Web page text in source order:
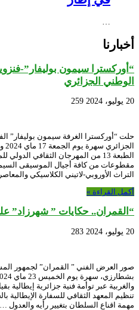
…
أخبارنا
“أوركسترا سيمون بوليفار”-
الوطني الجزائري
20 يوليو، 2024 259
حلت “أوركسترا الغرفة سيمون بوليفار”
الطبعة 13 من المهرجان الثقافي
مقطوعات من كافة أجيال الموسيقى
التراث الأوروبي-لاتيني الكلاسيكي
أكمل القراءة »
“القمران.. حكايات ” شهرزاد”
20 يوليو، 2024 283
صور العرض الفني ” القمران” لجمهور
والغربية عبر توأمة فنية جزائرية إيطالية
تنظيم المعهد الثقافي للسفارة الإيطالية
مهمة اقناع السلطان بتغيير رأيه والعدول …